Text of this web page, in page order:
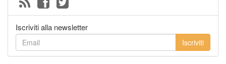
Iscriviti alla newsletter
Iscriviti